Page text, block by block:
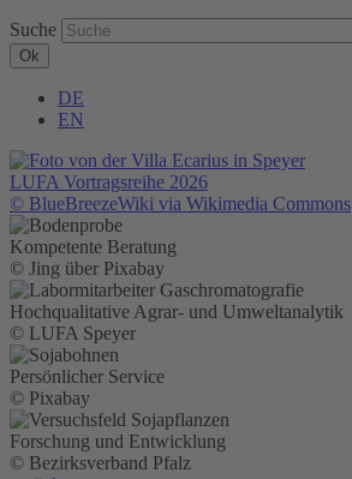
Suche
DE
EN
LUFA Vortragsreihe 2026
© BlueBreezeWiki via Wikimedia Commons
Kompetente Beratung
© Jing über Pixabay
Hochqualitative Agrar- und Umweltanalytik
© LUFA Speyer
Persönlicher Service
© Pixabay
Forschung und Entwicklung
© Bezirksverband Pfalz